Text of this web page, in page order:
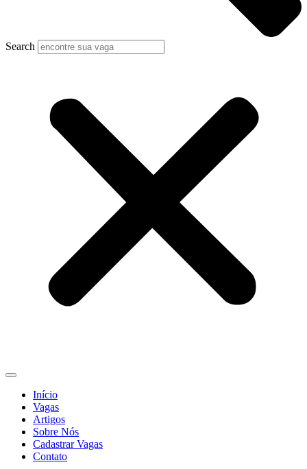
Search
Início
Vagas
Artigos
Sobre Nós
Cadastrar Vagas
Contato